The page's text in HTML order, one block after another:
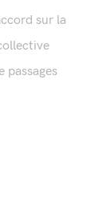
sur la
passages